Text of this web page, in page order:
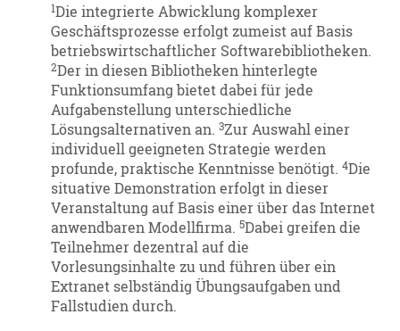
1Die integrierte Abwicklung komplexer
Geschäftsprozesse erfolgt zumeist auf Basis
betriebswirtschaftlicher Softwarebibliotheken.
2Der in diesen Bibliotheken hinterlegte
Funktionsumfang bietet dabei für jede
Aufgabenstellung unterschiedliche
Lösungsalternativen an.3Zur Auswahl einer
individuell geeigneten Strategie werden
profunde, praktische Kenntnisse benötigt.4Die
situative Demonstration erfolgt in dieser
Veranstaltung auf Basis einer über das Internet
anwendbaren Modellfirma.5Dabei greifen die
Teilnehmer dezentral auf die
Vorlesungsinhalte zu und führen über ein
Extranet selbständig Übungsaufgaben und
Fallstudien durch.